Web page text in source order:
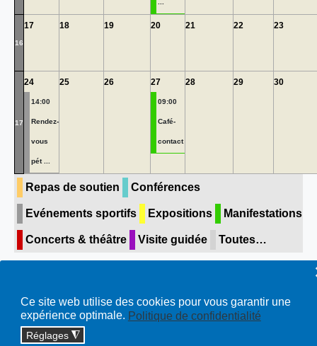
Ce site web utilise des cookies pour vous garantir une
expérience optimale. Politique de confidentialité
Réglages ◮
16
17 18 19 20 21 22 23
17
24
14:00
Rendez-
vous
pét ...
25 26 27
09:00
Café-
contact
28 29 30
Repas de soutien Conférences
Evénements sportifs Expositions Manifestations
Concerts & théâtre Visite guidée Toutes…
Copyright © 2026 cossonay.ch - tous droits réservés | site :
solutions informatiques